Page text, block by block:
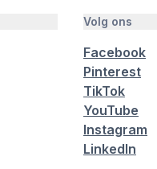
Volg ons
Facebook
Pinterest
TikTok
YouTube
Instagram
LinkedIn